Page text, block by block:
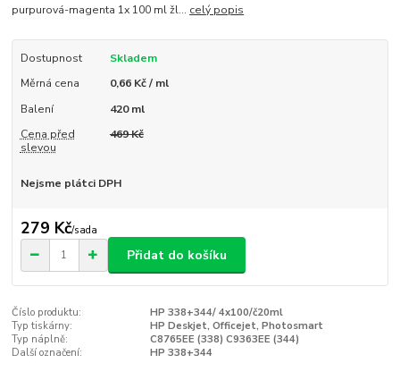
purpurová-magenta 1x 100 ml žl... celý popis
Dostupnost
Skladem
Měrná cena
0,66 Kč / ml
Balení
420 ml
Cena před
slevou
469 Kč
Nejsme plátci DPH
279 Kč/sada
Přidat do košíku
Číslo produktu:
HP 338+344/ 4x100/č20ml
Typ tiskárny:
HP Deskjet, Officejet, Photosmart
Typ náplně:
C8765EE (338) C9363EE (344)
Další označení:
HP 338+344